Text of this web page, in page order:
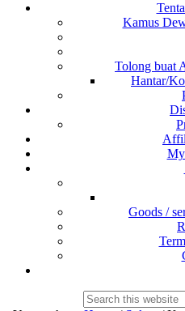
Kamus
Tolong buat
Hantar/
Goods /
Search